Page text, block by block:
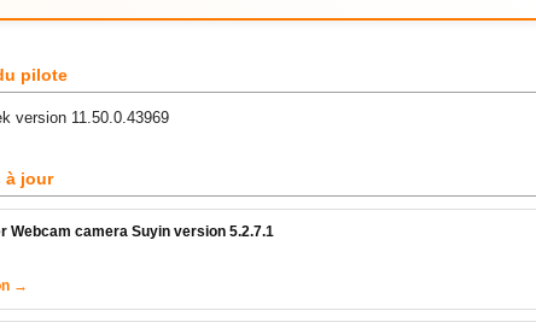
pilote
version 11.50.0.43969
à jour
Webcam camera Suyin version 5.2.7.1
→